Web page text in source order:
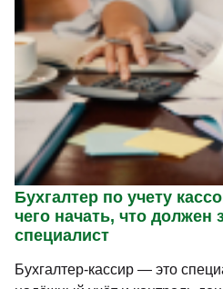
Бухгалтер по учету
чего начать, что должен
специалист
Бухгалтер-кассир — это